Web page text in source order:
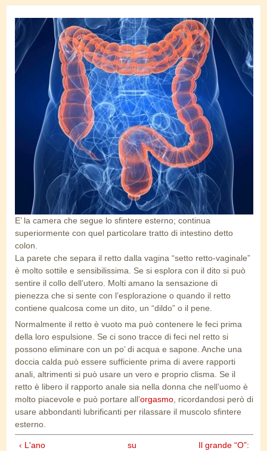
intestino.jpg
E’ la camera che segue lo sfintere esterno; continua
superiormente con quel particolare tratto di intestino detto
colon.
La parete che separa il retto dalla vagina “setto retto-vaginale”
è molto sottile e sensibilissima. Se si esplora con il dito si può
sentire il collo dell’utero. Molti amano la sensazione di
pienezza che si sente con l’esplorazione o quando il retto
contiene qualcosa come un dito, un “dildo” o il pene.
Normalmente il retto è vuoto ma può contenere le feci prima
della loro espulsione. Se ci sono tracce di feci nel retto si
possono eliminare con un po’ di acqua e sapone. Anche una
doccia calda può essere sufficiente prima di avere rapporti
anali, altrimenti si può usare un vero e proprio clisma. Se il
retto è libero il rapporto anale sia nella donna che nell’uomo è
molto piacevole e può portare all’orgasmo , ricordandosi però di
usare abbondanti lubrificanti per rilassare il muscolo sfintere
esterno.
‹ L'ano su
Il grande “O”: